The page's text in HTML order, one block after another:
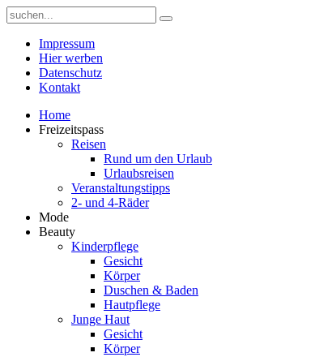
Impressum
Hier werben
Datenschutz
Kontakt
Home
Freizeitspass
Reisen
Rund um den Urlaub
Urlaubsreisen
Veranstaltungstipps
2- und 4-Räder
Mode
Beauty
Kinderpflege
Gesicht
Körper
Duschen & Baden
Hautpflege
Junge Haut
Gesicht
Körper